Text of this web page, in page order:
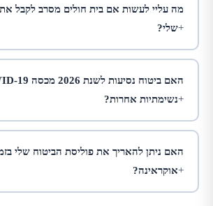
מה עליי לעשות אם בית חולים מסרב לקבל
שלי?
נשימתיות אחרות?
האם ניתן להאריך את פוליסת הביטוח שלי
אוקראינה?